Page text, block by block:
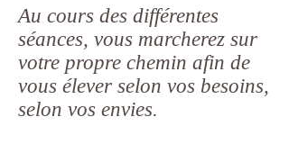
Au cours des différentes
séances, vous marcherez sur
votre propre chemin afin de
vous élever selon vos besoins,
selon vos envies.